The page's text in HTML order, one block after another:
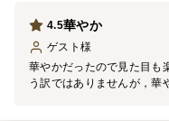
華やか
4.5
ゲスト 様
華やかだったので見た目も
う訳ではありませんが，華